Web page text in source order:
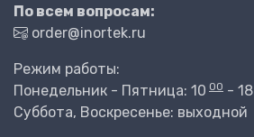
По всем вопросам:
order@inortek.ru
Режим работы:
Понедельник - Пятница: 10 00 - 18
Суббота, Воскресенье: выходной